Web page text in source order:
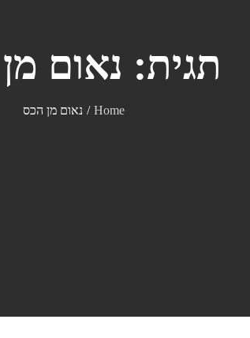
תגית: נאום
Home נאום מן הכס